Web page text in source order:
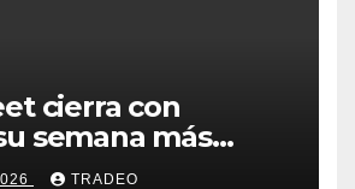
cierra con
semana más
abril
TRADEO